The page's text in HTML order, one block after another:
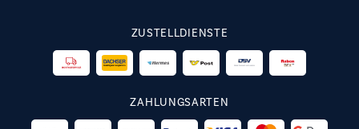
ZUSTELLDIENSTE
ZAHLUNGSARTEN